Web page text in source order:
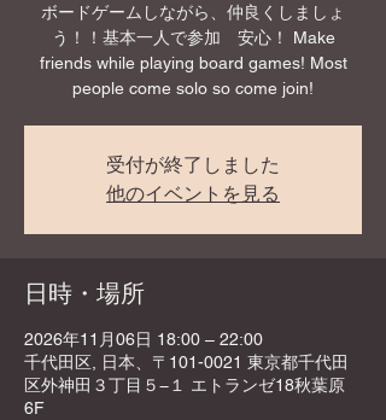
ボードゲームしながら、仲良くしましょ
う！！基本一人で参加 安心！ Make
friends while playing board games! Most
people come solo so come join!
受付が終了しました
他のイベントを見る
日時・場所
2026年11月06日 18:00 – 22:00
千代田区, 日本、〒101-0021 東京都千代田
区外神田３丁目５−１ エトランゼ18秋葉原
6F